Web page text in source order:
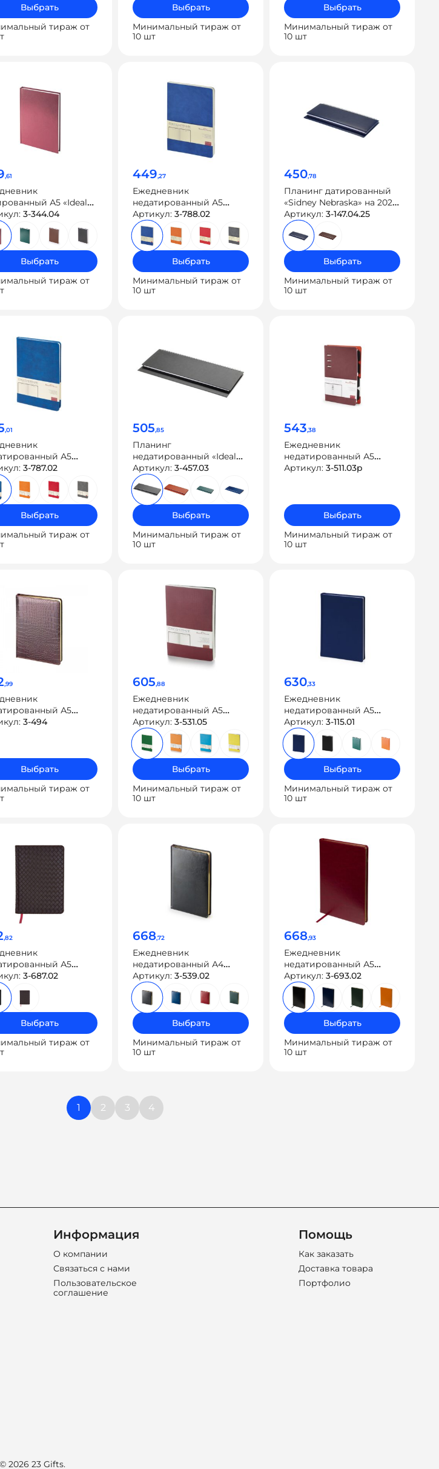
Выбрать
тираж от
Выбрать
Минимальный тираж от
10 шт
Выбрать
Минимальный тираж от
10 шт
,61
А5 «Ideal
на 2026 год
3-344.04
Выбрать
тираж от
449,27
Ежедневник
недатированный А5
«Megapolis Classic Flex»
Артикул: 3-788.02
Выбрать
Минимальный тираж от
10 шт
450,78
Планинг датированный
«Sidney Nebraska» на 2025
год
Артикул: 3-147.04.25
Выбрать
Минимальный тираж от
10 шт
,01
А5
Classic»
3-787.02
Выбрать
тираж от
505,85
Планинг
недатированный «Ideal
New»
Артикул: 3-457.03
Выбрать
Минимальный тираж от
10 шт
543,38
Ежедневник
недатированный А5
«Firenze»
Артикул: 3-511.03p
Выбрать
Минимальный тираж от
10 шт
,99
А5
3-494
Выбрать
тираж от
605,88
Ежедневник
недатированный А5
«Megapolis Velvet Flex»
Артикул: 3-531.05
Выбрать
Минимальный тираж от
10 шт
630,33
Ежедневник
недатированный А5
«Velvet»
Артикул: 3-115.01
Выбрать
Минимальный тираж от
10 шт
,82
А5
3-687.02
Выбрать
тираж от
668,72
Ежедневник
недатированный А4
«Sidney Nebraska» с
золотым срезом
Артикул: 3-539.02
Выбрать
Минимальный тираж от
10 шт
668,93
Ежедневник
недатированный А5
«Megapolis Nebraska»
Артикул: 3-693.02
Выбрать
Минимальный тираж от
10 шт
Навигация
по
1 2 3 4
Информация
О компании
Связаться с нами
Пользовательское
соглашение
Помощь
Как заказать
Доставка товара
Портфолио
© 2026 23 Gifts.